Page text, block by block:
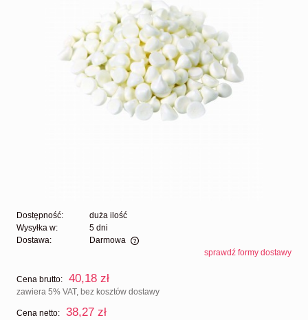
Dostępność:
duża ilość
Wysyłka w:
5 dni
Dostawa:
Darmowa
Cena nie zawiera ewentualnych kosztów płatnościsprawdź formy dostawy
Cena brutto: 40,18 zł
zawiera 5% VAT, bez kosztów dostawy
Cena netto: 38,27 zł